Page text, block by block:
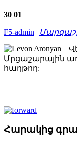
30 01
F5-admin |
Մրցաշարային
հաղթող:
Հարակից